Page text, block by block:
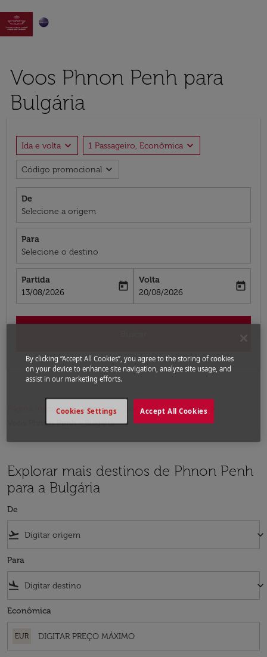

Voos Phnon Penh para
Bulgária
Ida e volta expand_more 1 Passageiro, Econômica expand_more
Código promocional expand_more
De
Selecione a origem
Para
Selecione o destino
Partida
fc-booking-departure-date-aria-label
13/08/2026
today
Volta
fc-booking-return-date-aria-label
20/08/2026
today
Página inicial Voos
Voos para a Bulgária
Voos Phnon Penh - Bulgária
Explorar mais destinos de Phnon Penh
para a Bulgária
De
flight_takeoff keyboard_arrow_down
Para
flight_land keyboard_arrow_down
Econômica
EUR
By clicking “Accept All Cookies”, you agree to the storing of cookies
on your device to enhance site navigation, analyze site usage, and
assist in our marketing efforts.
Accept All Cookies
Cookies Settings